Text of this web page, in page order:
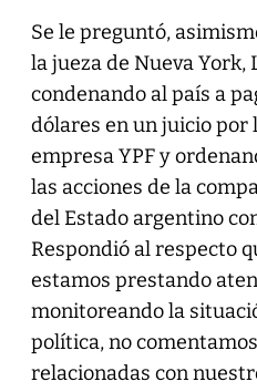
Se le preguntó,
la jueza de Nueva York,
condenando al país a
dólares en un juicio por
empresa YPF y
las acciones de la
del Estado argentino
Respondió al respecto
estamos prestando
monitoreando la
política, no
relacionadas con